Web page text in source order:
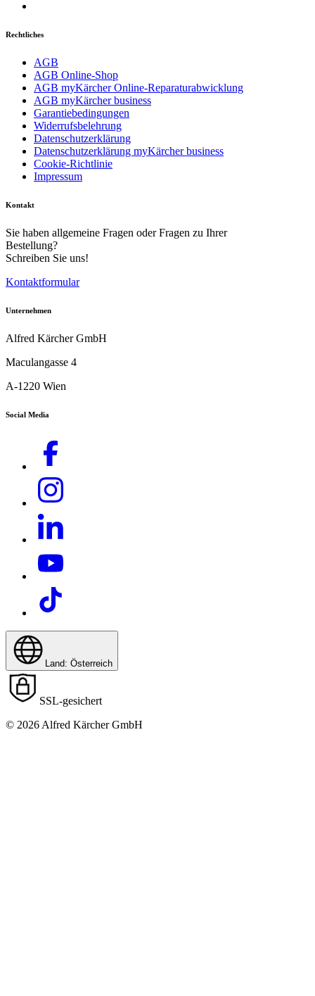
Rechtliches
AGB
AGB Online-Shop
AGB myKärcher Online-Reparaturabwicklung
AGB myKärcher business
Garantiebedingungen
Widerrufsbelehrung
Datenschutzerklärung
Datenschutzerklärung myKärcher business
Cookie-Richtlinie
Impressum
Kontakt
Sie haben allgemeine Fragen oder Fragen zu Ihrer
Bestellung?
Schreiben Sie uns!
Kontaktformular
Unternehmen
Alfred Kärcher GmbH
Maculangasse 4
A-1220 Wien
Social Media
Land: Österreich
SSL-gesichert
© 2026 Alfred Kärcher GmbH